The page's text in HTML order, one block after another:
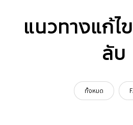
แนวทางแก้ไ
ลับ
ทั้งหมด